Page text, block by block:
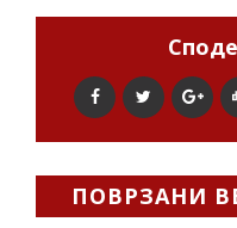
ПОВРЗАНИ